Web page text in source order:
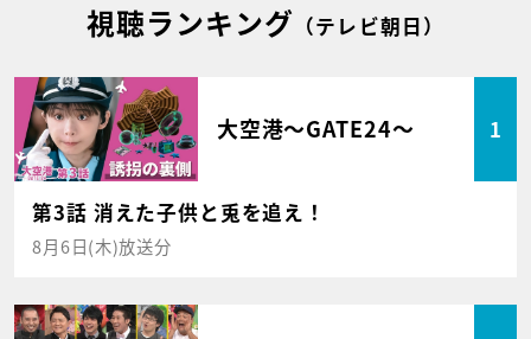
視聴ランキング （テレビ朝日）
大空港～GATE24～ 1
第3話 消えた子供と兎を追え！
8月6日(木)放送分